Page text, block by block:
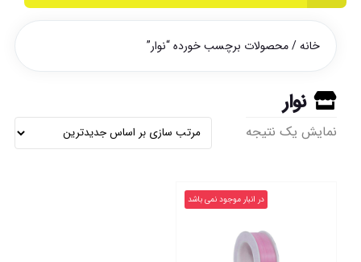
خانه/ محصولات برچسب خورده “نوار”
نوار
نمایش یک نتیجه
در انبار موجود نمی باشد